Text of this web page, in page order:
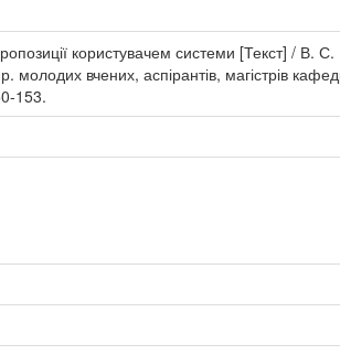
користувачем системи [Текст] / В. С.
молодих вчених, аспірантів, магістрів
153.